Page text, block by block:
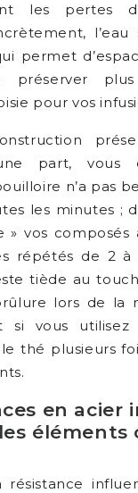
les pertes
permet
pour vos
part, vous
n’a pas
les minutes ;
» vos composés
répétés de 2 à
tiède au
lors de la
si vous utilisez
thé plusieurs
en acier